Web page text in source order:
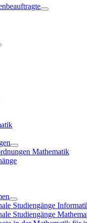
Mathematik
Studiengänge
Studiengänge